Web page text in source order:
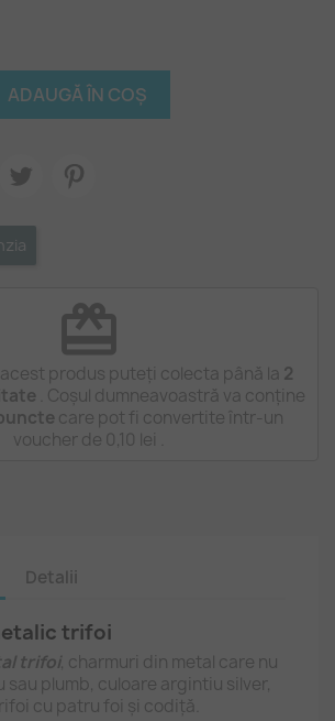
ADAUGĂ ÎN COȘ
redeem
produs puteți colecta până la 2
. Coșul dumneavoastră va conține
care pot fi convertite într-un
voucher de 0,10 lei
Detalii
trifoi
trifoi, charmuri din metal care nu
sau plumb, culoare argintiu silver,
cu patru foi și codiță.